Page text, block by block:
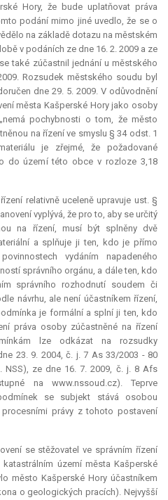
Hory, že bude uplatňovat práva
podání mimo jiné uvedlo, že se o
na základě dotazu na městském
v podáních ze dne 16. 2. 2009 a ze
také zúčastnil jednání u městského
Rozsudek městského soudu byl
dne 29. 5. 2009. V odůvodnění
města Kašperské Hory jako osoby
pochybnosti o tom, že město
na řízení ve smyslu § 34 odst. 1
je zřejmé, že požadované
do území této obce v rozloze 3,18
relativně uceleně upravuje ust. §
vyplývá, že pro to, aby se určitý
na řízení, musí být splněny dvě
a splňuje ji ten, kdo je přímo
vydáním napadeného
správního orgánu, a dále ten, kdo
správního rozhodnutí soudem či
návrhu, ale není účastníkem řízení,
je formální a splní ji ten, kdo
práva osoby zúčastněné na řízení
lze odkázat na rozsudky
23. 9. 2004, č. j. 7 As 33/2003 - 80
NSS), ze dne 16. 7. 2009, č. j. 8 Afs
na www.nssoud.cz). Teprve
se subjekt stává osobou
právy z tohoto postavení
se stěžovatel ve správním řízení
území města Kašperské
město Kašperské Hory účastníkem
o geologických pracích). Nejvyšší